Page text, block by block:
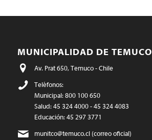
MUNICIPALIDAD DE TEMUCO
Av. Prat 650, Temuco - Chile
Teléfonos:
Municipal: 800 100 650
Salud: 45 324 4000 - 45 324 4083
Educación: 45 297 3771
munitco@temuco.cl(correo oficial)